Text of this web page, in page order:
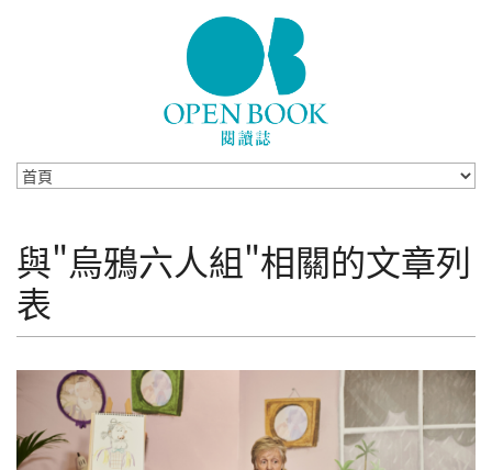
與"烏鴉六人組"相關的文章列
表